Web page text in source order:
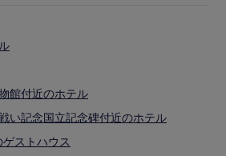
館付近のホテル
い記念国立記念碑付近のホテル
ストハウス